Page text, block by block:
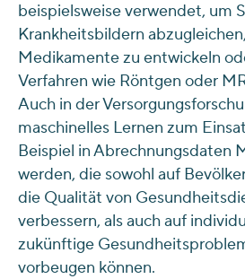
beispielsweise verwendet, um
Krankheitsbildern
Medikamente zu entwickeln
Verfahren wie Röntgen oder
Auch in der
maschinelles Lernen zum
Beispiel in Abrechnungsdaten
werden, die sowohl auf
die Qualität von
verbessern, als auch auf
zukünftige
vorbeugen können.